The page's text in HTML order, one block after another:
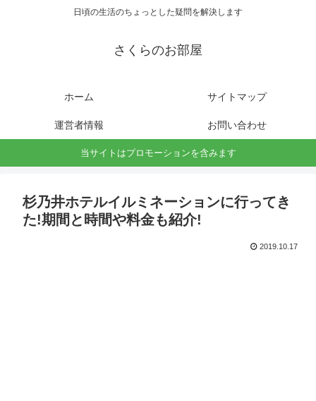
日頃の生活のちょっとした疑問を解決します
さくらのお部屋
ホーム サイトマップ
運営者情報 お問い合わせ
当サイトはプロモーションを含みます
杉乃井ホテルイルミネーションに行ってき
た!期間と時間や料金も紹介!
2019.10.17